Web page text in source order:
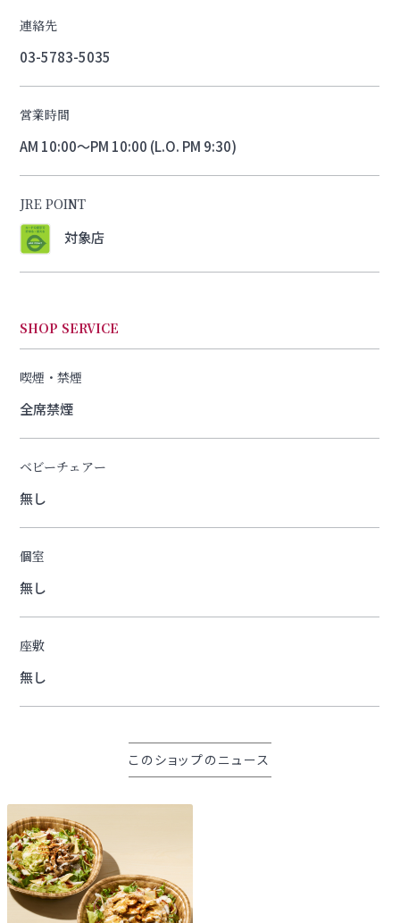
連絡先
03-5783-5035
営業時間
AM 10:00～PM 10:00 (L.O. PM 9:30)
JRE POINT
対象店
SHOP SERVICE
喫煙・禁煙
全席禁煙
ベビーチェアー
無し
個室
無し
座敷
無し
このショップのニュース